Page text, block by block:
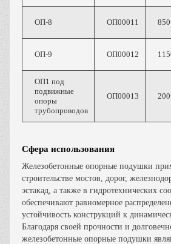
ОП-8 ОП00011
ОП-9 ОП00012
ОП1 под
подвижные
опоры
трубопроводов
ОП00013
Сфера использования
Железобетонные опорные подушки
строительстве мостов, дорог,
эстакад, а также в гидротехнических
обеспечивают равномерное
устойчивость конструкций к
Благодаря своей прочности и
железобетонные опорные подушки